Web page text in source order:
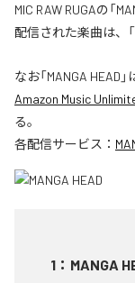
MIC RAW RUGAの「
配信された楽曲は、「
なお「MANGA HEAD 」
Amazon Music
る。
各配信サービス：
1 ： MANGA